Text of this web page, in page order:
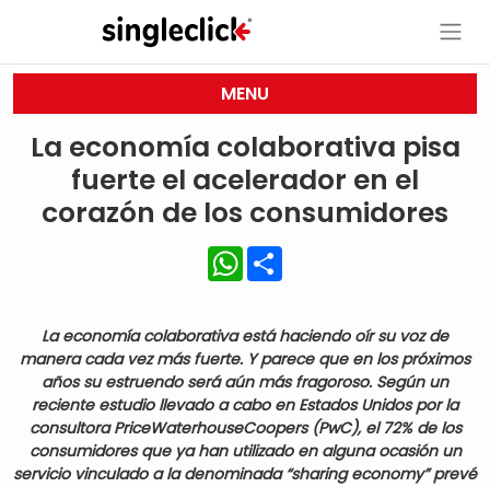
MENU
La economía colaborativa pisa
fuerte el acelerador en el
corazón de los consumidores
WhatsApp
La economía colaborativa está haciendo oír su voz de
manera cada vez más fuerte. Y parece que en los próximos
años su estruendo será aún más fragoroso. Según un
reciente estudio llevado a cabo en Estados Unidos por la
consultora PriceWaterhouseCoopers (PwC), el 72% de los
consumidores que ya han utilizado en alguna ocasión un
servicio vinculado a la denominada “sharing economy” prevé